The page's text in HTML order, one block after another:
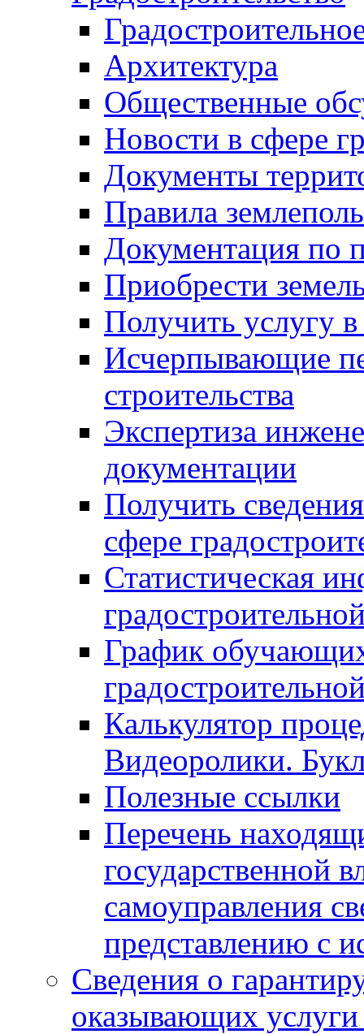
Архитектура
Общественные
Новости в сфере
Документы
Правила
Документация по
Приобрести
Получить услугу в
Исчерпывающие
строительства
Экспертиза
документации
Получить
сфере
Статистическая
График
Калькулятор
Видеоролики.
Полезные ссылки
Перечень
государственной
самоуправления
представлению с
Сведения о
оказывающих